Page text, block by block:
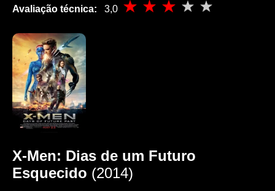
Avaliação técnica: 3,0
X-Men: Dias de um Futuro
Esquecido (2014)